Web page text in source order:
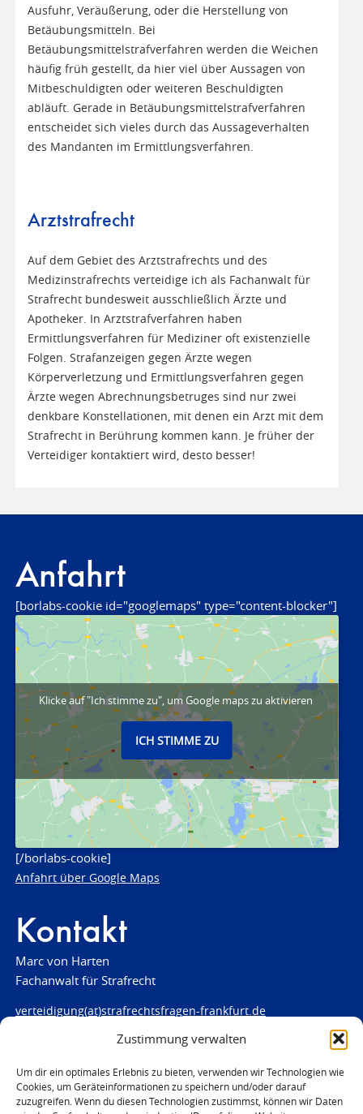
Zustimmung verwalten
Um dir ein optimales Erlebnis zu bieten, verwenden wir Technologien wie
Cookies, um Geräteinformationen zu speichern und/oder darauf
zuzugreifen. Wenn du diesen Technologien zustimmst, können wir Daten
Ausfuhr, Veräußerung, oder die Herstellung von
Betäubungsmitteln. Bei
Betäubungsmittelstrafverfahren werden die Weichen
häufig früh gestellt, da hier viel über Aussagen von
Mitbeschuldigten oder weiteren Beschuldigten
abläuft. Gerade in Betäubungsmittelstrafverfahren
entscheidet sich vieles durch das Aussageverhalten
des Mandanten im Ermittlungsverfahren.
Arztstrafrecht
Auf dem Gebiet des Arztstrafrechts und des
Medizinstrafrechts verteidige ich als Fachanwalt für
Strafrecht bundesweit ausschließlich Ärzte und
Apotheker. In Arztstrafverfahren haben
Ermittlungsverfahren für Mediziner oft existenzielle
Folgen. Strafanzeigen gegen Ärzte wegen
Körperverletzung und Ermittlungsverfahren gegen
Ärzte wegen Abrechnungsbetruges sind nur zwei
denkbare Konstellationen, mit denen ein Arzt mit dem
Strafrecht in Berührung kommen kann. Je früher der
Verteidiger kontaktiert wird, desto besser!
Anfahrt
[borlabs-cookie id="googlemaps" type="content-blocker"]
Klicke auf "Ich stimme zu", um Google maps zu aktivieren
ICH STIMME ZU
[/borlabs-cookie]
Anfahrt über Google Maps
Kontakt
Marc von Harten
Fachanwalt für Strafrecht
verteidigung(at)strafrechtsfragen-frankfurt.de
www.strafrechtsfragen-frankfurt.de
Louisenstraße 84
61348 Bad Homburg
Telefon: